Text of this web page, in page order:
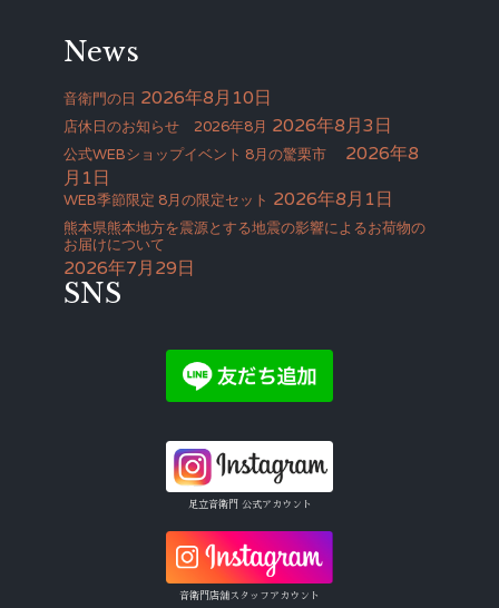
News
音衛門の日 2026年8月10日
店休日のお知らせ 2026年8月 2026年8月3日
公式WEBショップイベント 8月の驚栗市
2026年8
月1日
WEB季節限定 8月の限定セット 2026年8月1日
熊本県熊本地方を震源とする地震の影響によるお荷物の
お届けについて
2026年7月29日
SNS
足立音衛門 公式アカウント
音衛門店舗スタッフアカウント